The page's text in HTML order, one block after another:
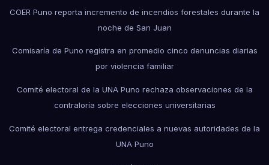
COER Puno reporta incremento de incendios forestales durante la
noche de San Juan
Comisaría de Puno registra en promedio cinco denuncias diarias
por violencia familiar
Comité electoral de la UNA Puno rechaza observaciones de la
contraloría sobre elecciones universitarias
Comité electoral entrega credenciales a nuevas autoridades de la
UNA Puno